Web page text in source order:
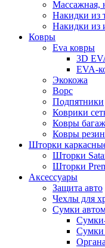
Массажная,
Накидки из
Накидки из
Ковры
Eva ковры
3D
EVA-
Экокожа
Ворс
Подпятники
Коврики
Ковры
Ковры
Шторки
Шторки
Шторки
Аксессуары
Защита авто
Чехлы для
Сумки
Сумки